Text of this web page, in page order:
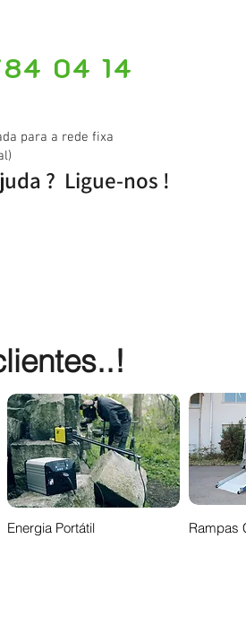
04 14
para a rede fixa
? Ligue-nos !
Energia Portátil Rampas